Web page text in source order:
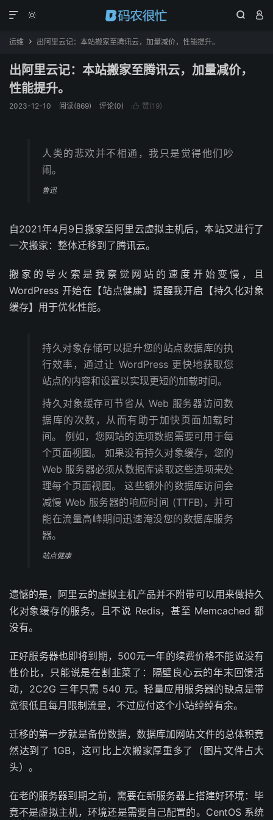
  

运维  出阿里云记：本站搬家至腾讯云，加量减价，性能提升。
出阿里云记：本站搬家至腾讯云，加量减价，
性能提升。
2023-12-10 阅读(869) 评论(0)  赞(19)
人类的悲欢并不相通，我只是觉得他们吵
闹。
鲁迅
自2021年4月9日搬家至阿里云虚拟主机后，本站又进行了
一次搬家：整体迁移到了腾讯云。
搬家的导火索是我察觉网站的速度开始变慢，且
WordPress 开始在【站点健康】提醒我开启【持久化对象
缓存】用于优化性能。
持久对象存储可以提升您的站点数据库的执
行效率，通过让 WordPress 更快地获取您
站点的内容和设置以实现更短的加载时间。
持久对象缓存可节省从 Web 服务器访问数
据库的次数，从而有助于加快页面加载时
间。 例如，您网站的选项数据需要可用于每
个页面视图。 如果没有持久对象缓存，您的
Web 服务器必须从数据库读取这些选项来处
理每个页面视图。 这些额外的数据库访问会
减慢 Web 服务器的响应时间 (TTFB)，并可
能在流量高峰期间迅速淹没您的数据库服务
器。
站点健康
遗憾的是，阿里云的虚拟主机产品并不附带可以用来做持久
化对象缓存的服务。且不说 Redis，甚至 Memcached 都
没有。
正好服务器也即将到期，500元一年的续费价格不能说没有
性价比，只能说是在割韭菜了：隔壁良心云的年末回馈活
动，2C2G 三年只需 540 元。轻量应用服务器的缺点是带
宽很低且每月限制流量，不过应付这个小站绰绰有余。
迁移的第一步就是备份数据，数据库加网站文件的总体积竟
然达到了 1GB，这可比上次搬家厚重多了（图片文件占大
头）。
在老的服务器到期之前，需要在新服务器上搭建好环境：毕
竟不是虚拟主机，环境还是需要自己配置的。CentOS 系统